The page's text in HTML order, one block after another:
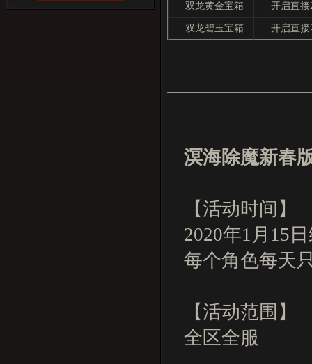
双龙黄金宝箱 开启直接
双龙碧玉宝箱 开启直接
溟海除魔新春
【活动时间】
2020年1月15
每个角色每天
【活动范围】
全区全服